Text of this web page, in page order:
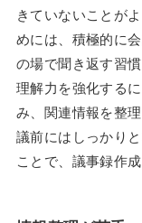
きていないことが
めには、積極的に
の場で聞き返す習
理解力を強化する
み、関連情報を整
議前にはしっかり
ことで、議事録作